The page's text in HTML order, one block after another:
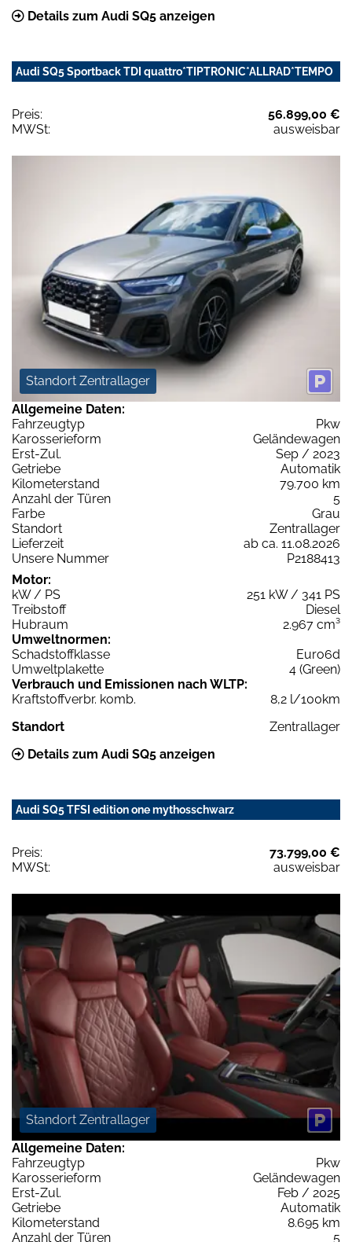
Details zum Audi SQ5 anzeigen
Audi SQ5 Sportback TDI quattro*TIPTRONIC*ALLRAD*TEMPO
Preis:
56.899,00 €
MWSt:
ausweisbar
Standort Zentrallager
Allgemeine Daten:
Fahrzeugtyp
Pkw
Karosserieform
Geländewagen
Erst-Zul.
Sep / 2023
Getriebe
Automatik
Kilometerstand
79.700 km
Anzahl der Türen
5
Farbe
Grau
Standort
Zentrallager
Lieferzeit
ab ca. 11.08.2026
Unsere Nummer
P2188413
Motor:
kW / PS
251 kW / 341 PS
Treibstoff
Diesel
Hubraum
2.967 cm³
Umweltnormen:
Schadstoffklasse
Euro6d
Umweltplakette
4 (Green)
Verbrauch und Emissionen nach WLTP:
Kraftstoffverbr. komb.
8,2 l/100km
Standort
Zentrallager
Details zum Audi SQ5 anzeigen
Audi SQ5 TFSI edition one mythosschwarz
Preis:
73.799,00 €
MWSt:
ausweisbar
Standort Zentrallager
Allgemeine Daten:
Fahrzeugtyp
Pkw
Karosserieform
Geländewagen
Erst-Zul.
Feb / 2025
Getriebe
Automatik
Kilometerstand
8.695 km
Anzahl der Türen
5